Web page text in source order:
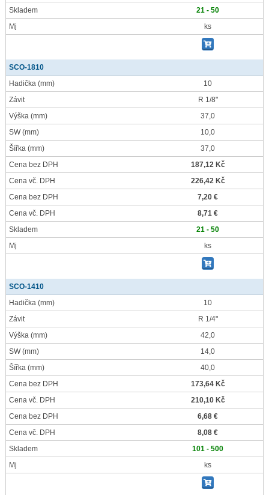
Skladem
21 - 50
Mj
ks
SCO-1810
Hadička (mm)
10
Závit
R 1/8"
Výška (mm)
37,0
SW(mm)
10,0
Šířka (mm)
37,0
Cena bez DPH
187,12 Kč
Cena vč. DPH
226,42 Kč
Cena bez DPH
7,20 €
Cena vč. DPH
8,71 €
Skladem
21 - 50
Mj
ks
SCO-1410
Hadička (mm)
10
Závit
R 1/4"
Výška (mm)
42,0
SW(mm)
14,0
Šířka (mm)
40,0
Cena bez DPH
173,64 Kč
Cena vč. DPH
210,10 Kč
Cena bez DPH
6,68 €
Cena vč. DPH
8,08 €
Skladem
101 - 500
Mj
ks